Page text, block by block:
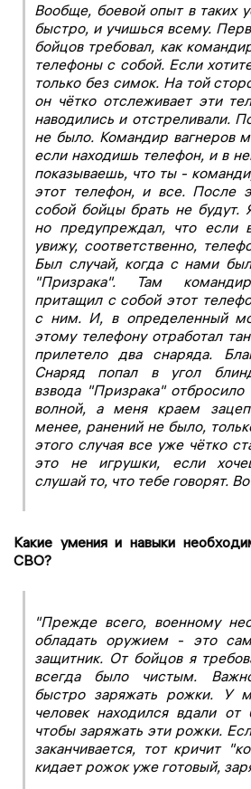
Вообще, боевой опыт в таких
быстро, и учишься всему.
бойцов требовал, как
телефоны с собой. Если
только без симок. На той
он чётко отслеживает эти
наводились и отстреливали.
не было. Командир вагнеров
если находишь телефон, и в
показываешь, что ты -
этот телефон, и все. После
собой бойцы брать не будут.
но предупреждал, что если
увижу, соответственно,
Был случай, когда с нами
"Призрака". Там
притащил с собой этот
с ним. И, в определенный
этому телефону отработал
прилетело два снаряда.
Снаряд попал в угол
взвода "Призрака" отбросило
волной, а меня краем
менее, ранений не было,
этого случая все уже чётко
это не игрушки, если
слушай то, что тебе говорят.
Какие умения и навыки
СВО?
"Прежде всего, военному
обладать оружием - это
защитник. От бойцов я
всегда было чистым.
быстро заряжать рожки. У
человек находился вдали от
чтобы заряжать эти рожки.
заканчивается, тот кричит
кидает рожок уже готовый,